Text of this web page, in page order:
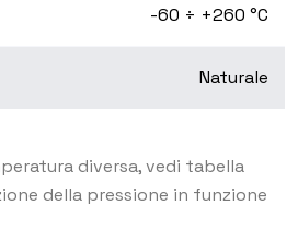
-60 ÷ +260 °C
Naturale
diversa, vedi tabella
della pressione in funzione